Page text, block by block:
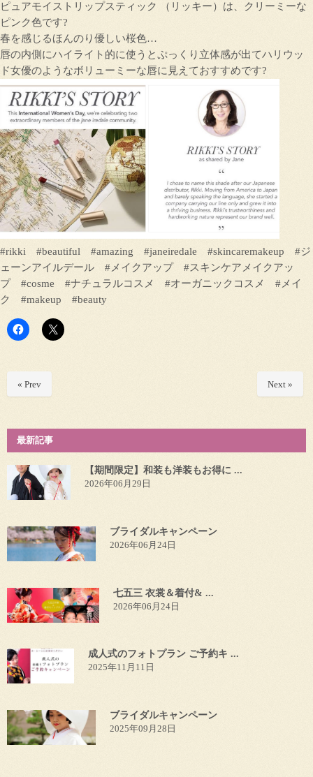
ピュアモイストリップスティック （リッキー）は、クリーミーな
ピンク色です?
春を感じるほんのり優しい桜色…
唇の内側にハイライト的に使うとぷっくり立体感が出てハリウッ
ド女優のようなボリューミーな唇に見えておすすめです?
#rikki #beautiful #amazing #janeiredale #skincaremakeup #ジ
ェーンアイルデール #メイクアップ #スキンケアメイクアッ
プ #cosme #ナチュラルコスメ #オーガニックコスメ #メイ
ク #makeup #beauty
« Prev Next »
最新記事
【期間限定】和装も洋装もお得に ...
2026年06月29日
ブライダルキャンペーン
2026年06月24日
七五三 衣裳＆着付& ...
2026年06月24日
成人式のフォトプラン ご予約キ ...
2025年11月11日
ブライダルキャンペーン
2025年09月28日